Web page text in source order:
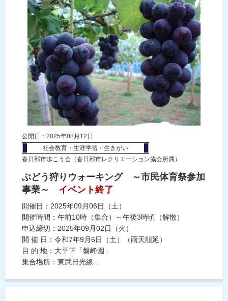
公開日：2025年08月12日
社会教育・生涯学習・生きがい
春日部市歩こう会（春日部市レクリエーション協会所属）
ぶどう狩りウォーキング ～市民体育祭参加
事業～
イベント終了
開催日：2025年09月06日（土）
開催時間：午前10時（集合）～午後3時頃（解散）
申込締切：2025年09月02日（火）
開 催 日：令和7年9月6日（土）（雨天順延）
目 的 地：大平下「盤峰園」
集合場所：東武日光線...